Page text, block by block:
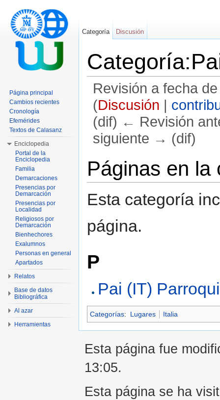
Revisión a fecha
(Discusión |
(dif) ← Revisión
siguiente → (dif)
Páginas en la
Esta categoría
página.
P
Pai (IT)
Categorías: Lugares Italia
Categoría Discusión
Página principal
Cambios recientes
Cronología
Efemérides
Textos de Calasanz
Enciclopedia
Portal de la
Enciclopedia
Familia
Demarcaciones
Presencias por
Demarcación
Presencias por
Localidad
Religiosos por
Demarcación
Bienhechores
Exalumnos
Personas en general
Apartados
Relatos
Base de datos
Bibliográfica
Al azar
Herramientas
Esta página fue
13:05.
Esta página se ha